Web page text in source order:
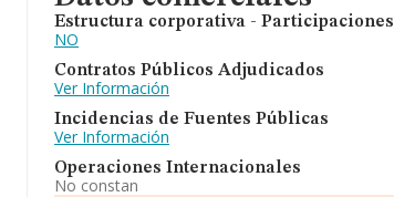
Estructura corporativa - Participaciones
NO
Contratos Públicos Adjudicados
Ver Información
Incidencias de Fuentes Públicas
Ver Información
Operaciones Internacionales
No constan